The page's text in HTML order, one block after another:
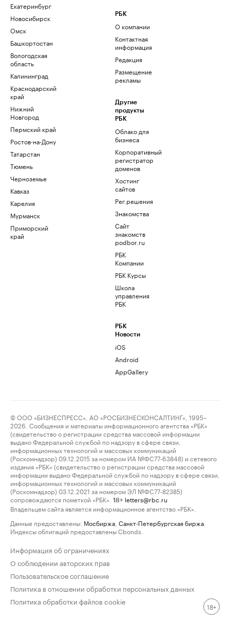
Екатеринбург
Новосибирск
Омск
Башкортостан
Вологодская
область
Калининград
Краснодарский
край
Нижний
Новгород
Пермский край
Ростов-на-Дону
Татарстан
Тюмень
Черноземье
Кавказ
Карелия
Мурманск
Приморский
край
РБК
О компании
Контактная
информация
Редакция
Размещение
рекламы
Другие
продукты
РБК
Облако для
бизнеса
Корпоративный
регистратор
доменов
Хостинг
сайтов
Рег.решения
Знакомства
Сайт
знакомств
podbor.ru
РБК
Компании
РБК Курсы
Школа
управления
РБК
РБК
Новости
iOS
Android
AppGallery
© ООО «БИЗНЕСПРЕСС», АО «РОСБИЗНЕСКОНСАЛТИНГ», 1995–
2026. Сообщения и материалы информационного агентства «РБК»
(свидетельство о регистрации средства массовой информации
выдано Федеральной службой по надзору в сфере связи,
информационных технологий и массовых коммуникаций
(Роскомнадзор) 09.12.2015 за номером ИА №ФС77-63848) и сетевого
издания «РБК» (свидетельство о регистрации средства массовой
информации выдано Федеральной службой по надзору в сфере связи,
информационных технологий и массовых коммуникаций
(Роскомнадзор) 03.12.2021 за номером ЭЛ №ФС77-82385)
сопровождаются пометкой «РБК».
18+ letters@rbc.ru
Владельцем сайта является информационное агентство «РБК».
Данные предоставлены: Мосбиржа Санкт-Петербургская биржа
Индексы облигаций предоставлены Cbonds.
Информация об ограничениях
О соблюдении авторских прав
Пользовательское соглашение
Политика в отношении обработки персональных данных
Политика обработки файлов cookie
18+